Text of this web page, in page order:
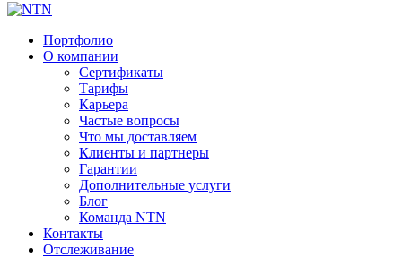
Портфолио
О компании
Сертификаты
Тарифы
Карьера
Частые вопросы
Что мы доставляем
Клиенты и партнеры
Гарантии
Дополнительные услуги
Блог
Команда NTN
Контакты
Отслеживание